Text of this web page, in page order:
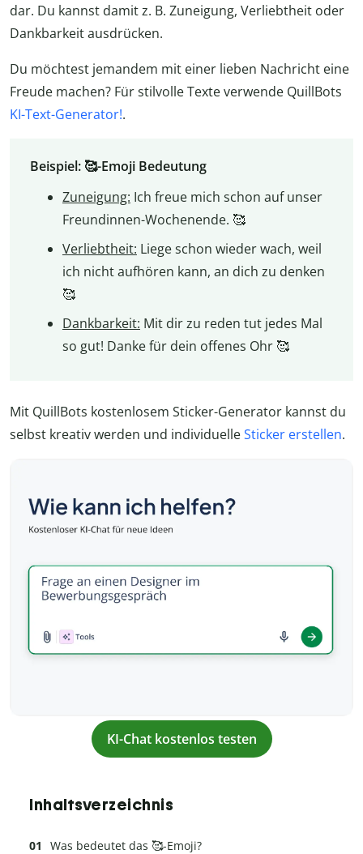
dar. Du kannst damit z. B. Zuneigung, Verliebtheit oder
Dankbarkeit ausdrücken.
Du möchtest jemandem mit einer lieben Nachricht eine
Freude machen? Für stilvolle Texte verwende QuillBots
KI-Text-Generator!.
Beispiel: 🥰-Emoji Bedeutung
Zuneigung: Ich freue mich schon auf unser
Freundinnen-Wochenende. 🥰
Verliebtheit: Liege schon wieder wach, weil
ich nicht aufhören kann, an dich zu denken
🥰
Dankbarkeit: Mit dir zu reden tut jedes Mal
so gut! Danke für dein offenes Ohr 🥰
Mit QuillBots kostenlosem Sticker-Generator kannst du
selbst kreativ werden und individuelleSticker erstellen.
KI-Chat kostenlos testen
Inhaltsverzeichnis
Was bedeutet das 🥰-Emoji?